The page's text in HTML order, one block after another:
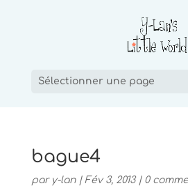
Sélectionner une page
bague4
par y-lan| Fév 3, 2013| 0